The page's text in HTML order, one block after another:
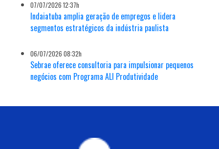
07/07/2026 12:37h
Indaiatuba amplia geração de empregos e lidera
segmentos estratégicos da indústria paulista
06/07/2026 08:32h
Sebrae oferece consultoria para impulsionar pequenos
negócios com Programa ALI Produtividade